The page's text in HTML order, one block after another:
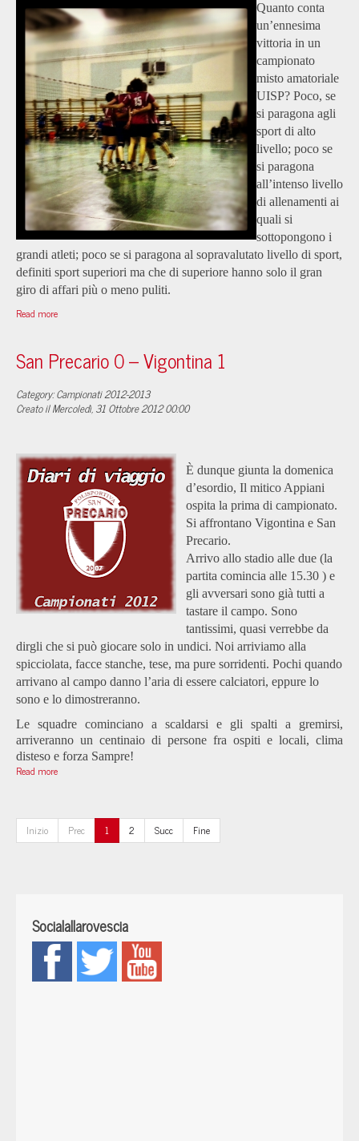
Quanto conta
un’ennesima
vittoria in un
campionato
misto amatoriale
UISP? Poco, se
si paragona agli
sport di alto
livello; poco se
si paragona
all’intenso livello
di allenamenti ai
quali si
sottopongono i
grandi atleti; poco se si paragona al sopravalutato livello di sport,
definiti sport superiori ma che di superiore hanno solo il gran
giro di affari più o meno puliti.
Read more
San Precario 0 – Vigontina 1
Category: Campionati 2012-2013
Creato il Mercoledì, 31 Ottobre 2012 00:00
È dunque giunta la domenica
d’esordio, Il mitico Appiani
ospita la prima di campionato.
Si affrontano Vigontina e San
Precario.
Arrivo allo stadio alle due (la
partita comincia alle 15.30 ) e
gli avversari sono già tutti a
tastare il campo. Sono
tantissimi, quasi verrebbe da
dirgli che si può giocare solo in undici. Noi arriviamo alla
spicciolata, facce stanche, tese, ma pure sorridenti. Pochi quando
arrivano al campo danno l’aria di essere calciatori, eppure lo
sono e lo dimostreranno.
Le squadre cominciano a scaldarsi e gli spalti a gremirsi,
arriveranno un centinaio di persone fra ospiti e locali, clima
disteso e forza Sampre!
Read more
Inizio Prec 1 2 Succ Fine
Socialallarovescia